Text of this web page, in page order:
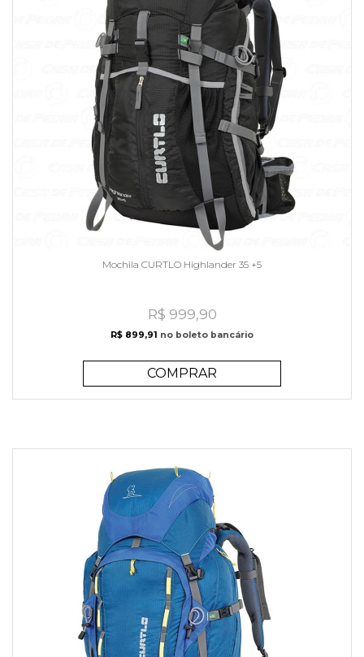
Mochila CURTLO Highlander 35 +5
R$ 999,90
R$ 899,91 no boleto bancário
COMPRAR